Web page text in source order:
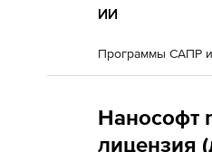
ИИ
Программы САПР
Нанософт
лицензия